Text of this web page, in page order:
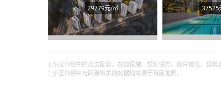
29779元/㎡ 37525
1.小区介绍中的周边配套、在建设施、规划设施、图片信息、建
2.小区介绍中与距离相关的数据均来源于百度地图。